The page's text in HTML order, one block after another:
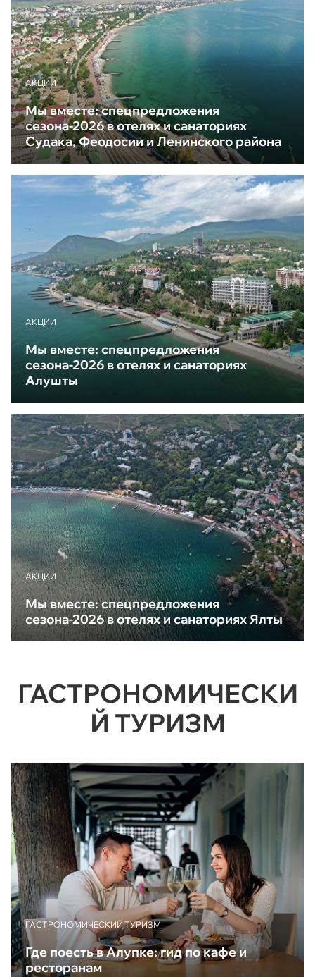
АКЦИИ
Мы вместе: спецпредложения
сезона-2026 в отелях и санаториях
Судака, Феодосии и Ленинского района
АКЦИИ
Мы вместе: спецпредложения
сезона-2026 в отелях и санаториях
Алушты
АКЦИИ
Мы вместе: спецпредложения
сезона-2026 в отелях и санаториях Ялты
ГАСТРОНОМИЧЕСКИ
Й ТУРИЗМ
ГАСТРОНОМИЧЕСКИЙ ТУРИЗМ
Где поесть в Алупке: гид по кафе и
ресторанам